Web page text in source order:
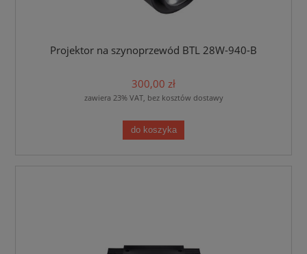
Projektor na szynoprzewód BTL 28W-940-B
300,00 zł
zawiera 23% VAT, bez kosztów dostawy
do koszyka